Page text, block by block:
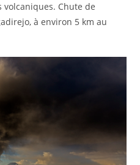
volcaniques. Chute de
à environ 5 km au